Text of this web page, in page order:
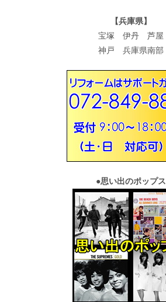
【兵庫県】
宝塚 伊丹 芦屋
神戸 兵庫県南部
●思い出のポップス